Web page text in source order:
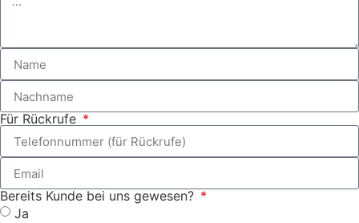
Für Rückrufe
Bereits Kunde bei uns gewesen?
Ja